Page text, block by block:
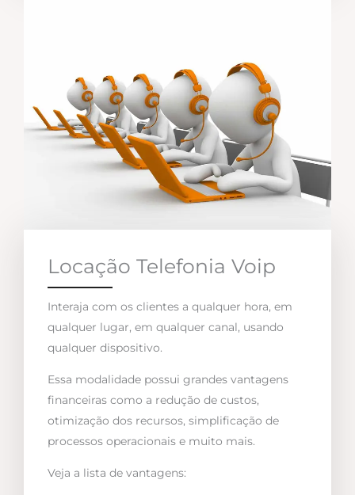
Locação Telefonia Voip
Interaja com os clientes a qualquer hora, em
qualquer lugar, em qualquer canal, usando
qualquer dispositivo.
Essa modalidade possui grandes vantagens
financeiras como a redução de custos,
otimização dos recursos, simplificação de
processos operacionais e muito mais.
Veja a lista de vantagens: